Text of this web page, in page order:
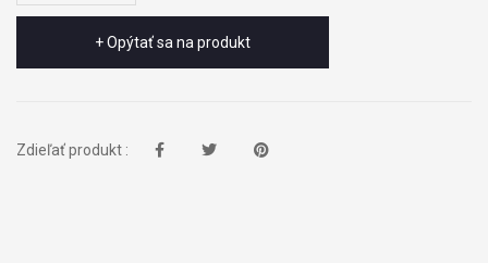
+ Opýtať sa na produkt
Zdieľať produkt :